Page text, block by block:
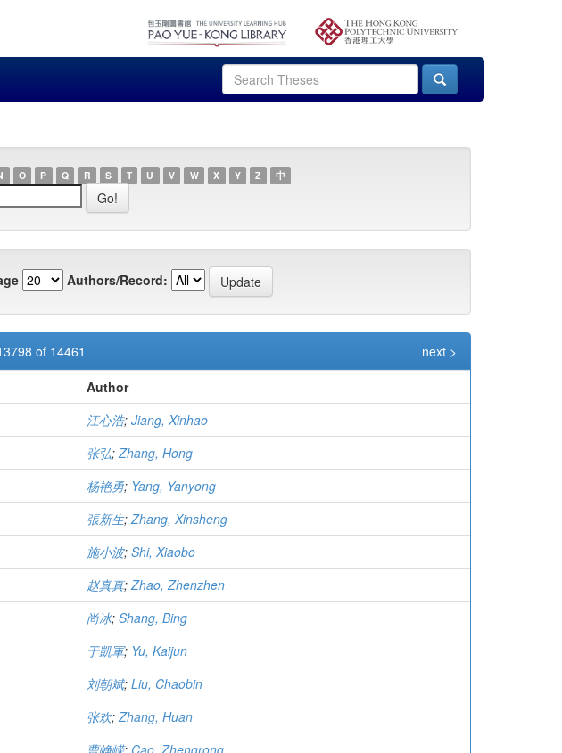
O P Q R S T U V W X Y Z 中
Authors/Record:
of 14461
next >
Author
江心浩; Jiang, Xinhao
张弘;Zhang, Hong
杨艳勇; Yang, Yanyong
張新生;Zhang, Xinsheng
施小波; Shi, Xiaobo
赵真真;Zhao, Zhenzhen
尚冰; Shang, Bing
于凱軍; Yu, Kaijun
刘朝斌; Liu, Chaobin
张欢;Zhang, Huan
曹峥嵘; Cao, Zhengrong